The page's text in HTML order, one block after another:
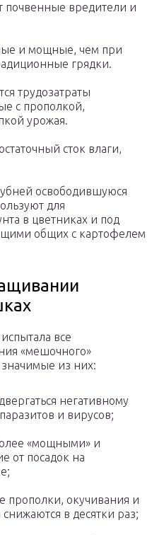
почвенные вредители и
и мощные, чем при
грядки.
трудозатраты
с прополкой,
урожая.
сток влаги,
освободившуюся
для
в цветниках и под
общих с картофелем
все
«мешочного»
из них:
негативному
и вирусов;
«мощными» и
от посадок на
прополки, окучивания и
в десятки раз;